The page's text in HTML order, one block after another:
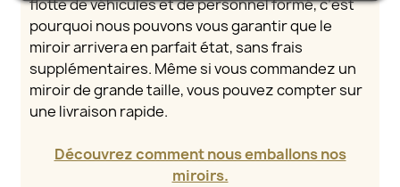
flotte de véhicules et de personnel formé, c’est
pourquoi nous pouvons vous garantir que le
miroir arrivera en parfait état, sans frais
supplémentaires. Même si vous commandez un
miroir de grande taille, vous pouvez compter sur
une livraison rapide.
Découvrez comment nous emballons nos
miroirs.